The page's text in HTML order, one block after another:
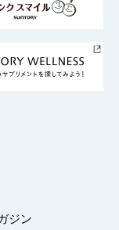
ジン